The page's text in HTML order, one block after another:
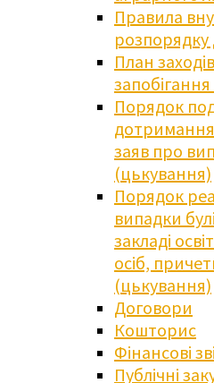
Правила
розпорядку
План
Порядок
заяв про
(цькування)
Порядок
випадки
закладі
осіб,
(цькування)
Договори
Кошторис
Фінансові
Публічні